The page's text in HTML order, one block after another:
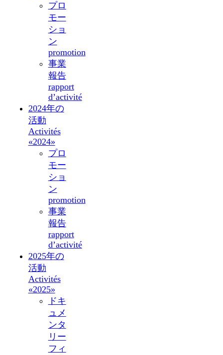
プロ
モー
ショ
ン
promotion
事業
報告
rapport
d’activité
2024年の
活動
Activités
«2024»
プロ
モー
ショ
ン
promotion
事業
報告
rapport
d’activité
2025年の
活動
Activités
«2025»
ドキ
ュメ
ンタ
リー
フィ